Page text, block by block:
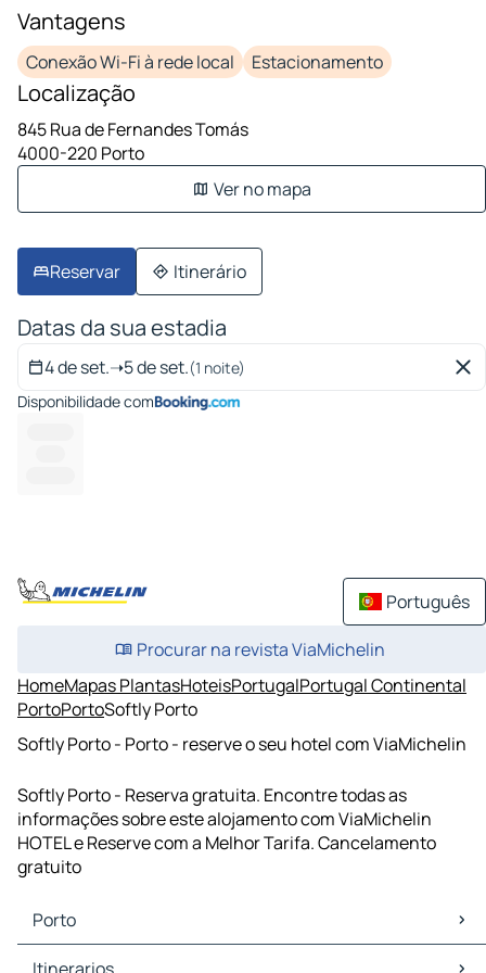
Vantagens
Conexão Wi-Fi à rede local Estacionamento
Localização
845 Rua de Fernandes Tomás
4000-220 Porto
Ver no mapa
Reservar Itinerário
Datas da sua estadia
4 de set.➝5 de set.(1 noite)
Disponibilidade com
Português
Procurar na revista ViaMichelin
HomeMapas PlantasHoteisPortugalPortugal Continental
PortoPortoSoftly Porto
Softly Porto - Porto - reserve o seu hotel com ViaMichelin
Softly Porto - Reserva gratuita. Encontre todas as
informações sobre este alojamento com ViaMichelin
HOTEL e Reserve com a Melhor Tarifa. Cancelamento
gratuito
Porto
Porto Mapas Plantas